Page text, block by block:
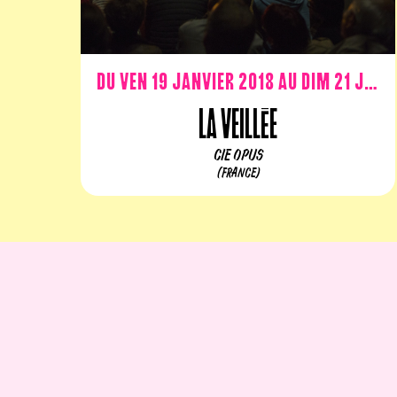
Du ven 19 janvier 2018 au dim 21 janvier 2018
La Veillée
CIE OPUS
(FRANCE)